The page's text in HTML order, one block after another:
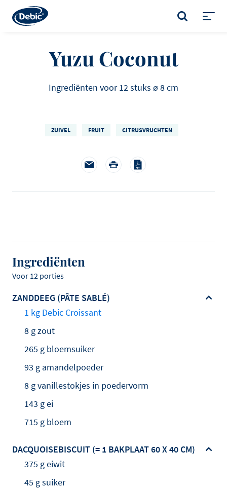
main
ZOEKEN
Yuzu Coconut
Ingrediënten voor 12 stuks ø 8 cm
ZUIVEL FRUIT CITRUSVRUCHTEN
Ingrediënten
Voor 12 porties
ZANDDEEG (PÂTE SABLÉ)
1 kg Debic Croissant
8 g zout
265 g bloemsuiker
93 g amandelpoeder
8 g vanillestokjes in poedervorm
143 g ei
715 g bloem
DACQUOISEBISCUIT (= 1 BAKPLAAT 60 X 40 CM)
375 g eiwit
45 g suiker